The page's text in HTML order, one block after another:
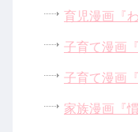
育児漫画『
子育て漫画
子育て漫画
家族漫画『